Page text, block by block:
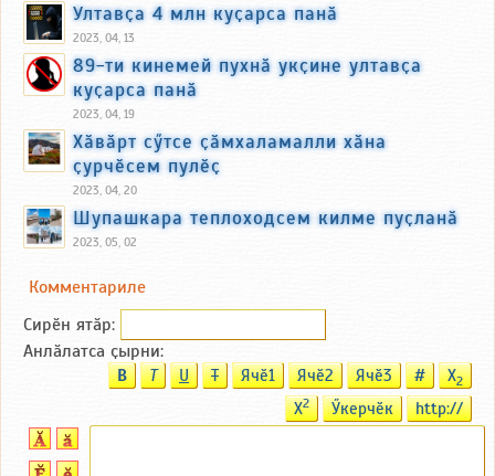
Ултавҫа 4 млн куҫарса панӑ
2023, 04, 13
89-ти кинемей пухнӑ укҫине ултавҫа
куҫарса панӑ
2023, 04, 19
Хӑвӑрт сӳтсе ҫӑмхаламалли хӑна
ҫурчӗсем пулӗҫ
2023, 04, 20
Шупашкара теплоходсем килме пуҫланӑ
2023, 05, 02
Комментариле
Сирӗн ятӑp:
Анлӑлатса ҫырни:
B T U T Ячӗ1 Ячӗ2 Ячӗ3 # X2
X2 Ӳкерчӗк http://